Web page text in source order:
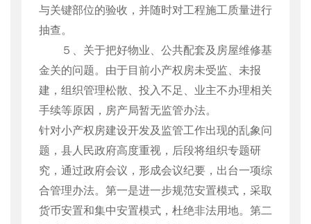
与关键部位的验收，并随时对工程施工质量进行
抽查。
５、关于把好物业、公共配套及房屋维修基
金关的问题。由于目前小产权房未受监、未报
建，组织管理松散、投入不足、业主不办理相关
手续等原因，房产局暂无监管办法。
针对小产权房建设开发及监管工作出现的乱象问
题，县人民政府高度重视，后段将组织专题研
究，通过政府会议，形成会议纪要，出台一项综
合管理办法。第一是进一步规范安置模式，采取
货币安置和集中安置模式，杜绝非法用地。第二